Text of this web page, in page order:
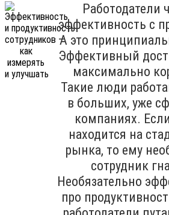
Работодатели
эффективность с
А это
Эффективный
максимально
Такие люди
в больших, уже
компаниях.
находится на
рынка, то ему
сотрудник
Необязательно
про